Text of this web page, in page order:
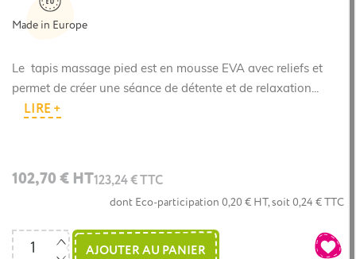
Made in Europe
Le tapis massage pied est en mousse EVA avec reliefs et
permet de créer une séance de détente et de relaxation...
LIRE +
102,70 € HT123,24 € TTC
dont Eco-participation 0,20 € HT, soit 0,24 € TTC
AJOUTER AU PANIER